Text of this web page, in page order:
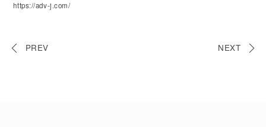
https://adv-j.com/
PREV NEXT